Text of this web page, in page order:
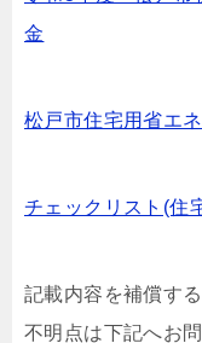
金
松戸市住宅用省エ
チェックリスト(住
記載内容を補償す
不明点は下記へお